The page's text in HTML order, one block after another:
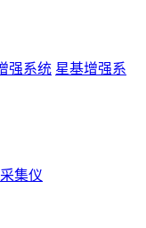
强系统 星基增强系
集仪